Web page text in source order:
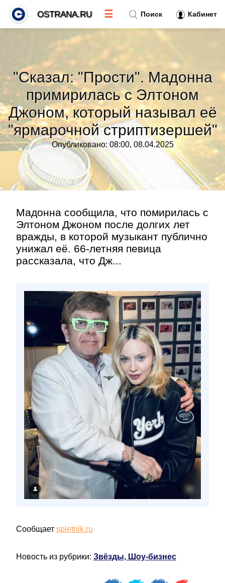
"Сказал: "Прости". Мадонна
примирилась с Элтоном
Джоном, который называл её
"ярмарочной стриптизершей"
Опубликовано: 08:00, 08.04.2025
Мадонна сообщила, что помирилась с
Элтоном Джоном после долгих лет
вражды, в которой музыкант публично
унижал её. 66-летняя певица
рассказала, что Дж...
Сообщает spletnik.ru
Новость из рубрики: Звёзды, Шоу-бизнес
Поиск Кабинет
OSTRANA.RU ☰
Тренды новостей
Рубрики»
Правила»
Контакт»